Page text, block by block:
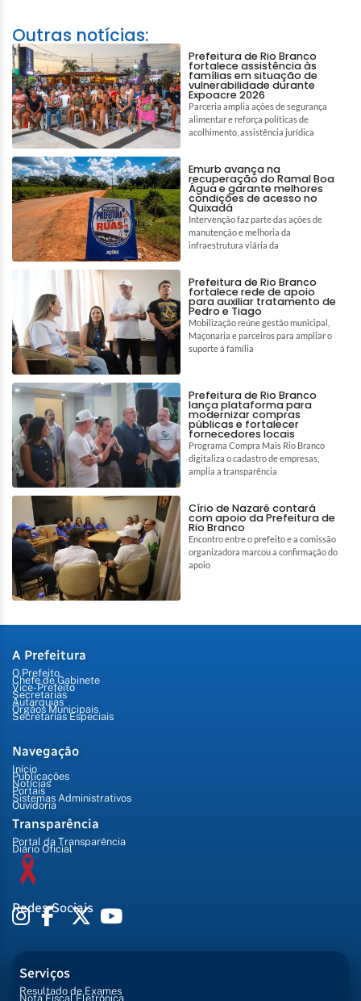
Outras notícias:
Prefeitura de Rio Branco
fortalece assistência às
famílias em situação de
vulnerabilidade durante
Expoacre 2026
Parceria amplia ações de segurança
alimentar e reforça políticas de
acolhimento, assistência jurídica
Emurb avança na
recuperação do Ramal Boa
Água e garante melhores
condições de acesso no
Quixadá
Intervenção faz parte das ações de
manutenção e melhoria da
infraestrutura viária da
Prefeitura de Rio Branco
fortalece rede de apoio
para auxiliar tratamento de
Pedro e Tiago
Mobilização reúne gestão municipal,
Maçonaria e parceiros para ampliar o
suporte à família
Prefeitura de Rio Branco
lança plataforma para
modernizar compras
públicas e fortalecer
fornecedores locais
Programa Compra Mais Rio Branco
digitaliza o cadastro de empresas,
amplia a transparência
Círio de Nazaré contará
com apoio da Prefeitura de
Rio Branco
Encontro entre o prefeito e a comissão
organizadora marcou a confirmação do
apoio
A Prefeitura
O Prefeito
Chefe de Gabinete
Vice-Prefeito
Secretarias
Autarquias
Órgãos Municipais
Secretarias Especiais
Navegação
Início
Publicações
Notícias
Portais
Sistemas Administrativos
Ouvidoria
Transparência
Portal da Transparência
Diário Oficial
Redes Sociais
Serviços
Resultado de Exames
Nota Fiscal Eletrônica